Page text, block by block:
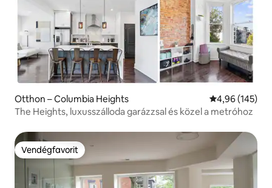
Otthon – Columbia Heights Átlagos
4,96 (145)
The Heights, luxusszálloda garázzsal és közel a metróhoz
Vendégfavorit
Vendégfavorit